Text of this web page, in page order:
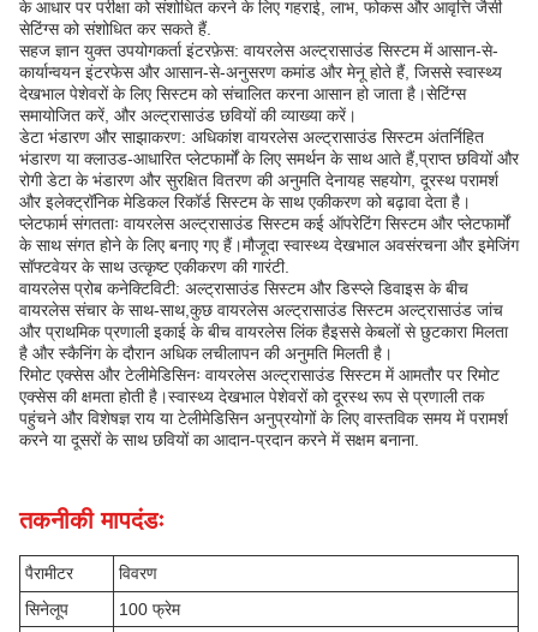
के आधार पर परीक्षा को संशोधित करने के लिए गहराई, लाभ, फोकस और आवृत्ति जैसी
सेटिंग्स को संशोधित कर सकते हैं.
सहज ज्ञान युक्त उपयोगकर्ता इंटरफ़ेस: वायरलेस अल्ट्रासाउंड सिस्टम में आसान-से-
कार्यान्वयन इंटरफेस और आसान-से-अनुसरण कमांड और मेनू होते हैं, जिससे स्वास्थ्य
देखभाल पेशेवरों के लिए सिस्टम को संचालित करना आसान हो जाता है।सेटिंग्स
समायोजित करें, और अल्ट्रासाउंड छवियों की व्याख्या करें।
डेटा भंडारण और साझाकरण: अधिकांश वायरलेस अल्ट्रासाउंड सिस्टम अंतर्निहित
भंडारण या क्लाउड-आधारित प्लेटफार्मों के लिए समर्थन के साथ आते हैं,प्राप्त छवियों और
रोगी डेटा के भंडारण और सुरक्षित वितरण की अनुमति देनायह सहयोग, दूरस्थ परामर्श
और इलेक्ट्रॉनिक मेडिकल रिकॉर्ड सिस्टम के साथ एकीकरण को बढ़ावा देता है।
प्लेटफार्म संगतताः वायरलेस अल्ट्रासाउंड सिस्टम कई ऑपरेटिंग सिस्टम और प्लेटफार्मों
के साथ संगत होने के लिए बनाए गए हैं।मौजूदा स्वास्थ्य देखभाल अवसंरचना और इमेजिंग
सॉफ्टवेयर के साथ उत्कृष्ट एकीकरण की गारंटी.
वायरलेस प्रोब कनेक्टिविटी: अल्ट्रासाउंड सिस्टम और डिस्प्ले डिवाइस के बीच
वायरलेस संचार के साथ-साथ,कुछ वायरलेस अल्ट्रासाउंड सिस्टम अल्ट्रासाउंड जांच
और प्राथमिक प्रणाली इकाई के बीच वायरलेस लिंक हैइससे केबलों से छुटकारा मिलता
है और स्कैनिंग के दौरान अधिक लचीलापन की अनुमति मिलती है।
रिमोट एक्सेस और टेलीमेडिसिनः वायरलेस अल्ट्रासाउंड सिस्टम में आमतौर पर रिमोट
एक्सेस की क्षमता होती है।स्वास्थ्य देखभाल पेशेवरों को दूरस्थ रूप से प्रणाली तक
पहुंचने और विशेषज्ञ राय या टेलीमेडिसिन अनुप्रयोगों के लिए वास्तविक समय में परामर्श
करने या दूसरों के साथ छवियों का आदान-प्रदान करने में सक्षम बनाना.
तकनीकी मापदंडः
पैरामीटर
विवरण
सिनेलूप
100 फ्रेम